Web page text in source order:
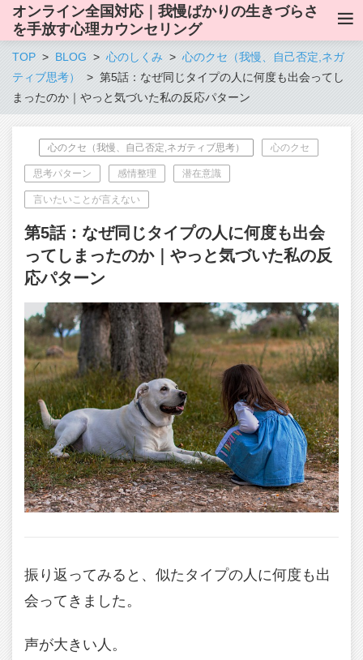
オンライン全国対応｜我慢ばかりの生きづらさ
を手放す心理カウンセリング
TOP BLOG 心のしくみ
心のクセ（我慢、自己否定,ネガ
ティブ思考）
第5話：なぜ同じタイプの人に何度も出会ってし
まったのか｜やっと気づいた私の反応パターン
心のクセ（我慢、自己否定,ネガティブ思考） 心のクセ
思考パターン 感情整理 潜在意識
言いたいことが言えない
第5話：なぜ同じタイプの人に何度も出会
ってしまったのか｜やっと気づいた私の反
応パターン
振り返ってみると、似たタイプの人に何度も出
会ってきました。
声が大きい人。